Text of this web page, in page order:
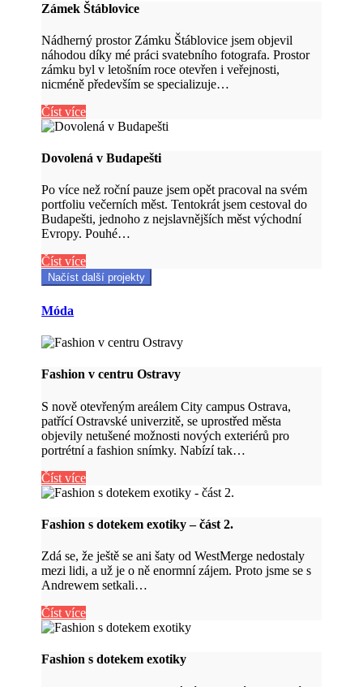
Zámek Štáblovice
Nádherný prostor Zámku Štáblovice jsem objevil
náhodou díky mé práci svatebního fotografa. Prostor
zámku byl v letošním roce otevřen i veřejnosti,
nicméně především se specializuje…
Číst více
Dovolená v Budapešti
Po více než roční pauze jsem opět pracoval na svém
portfoliu večerních měst. Tentokrát jsem cestoval do
Budapešti, jednoho z nejslavnějších měst východní
Evropy. Pouhé…
Číst více
Načíst další projekty
Móda
Fashion v centru Ostravy
S nově otevřeným areálem City campus Ostrava,
patřící Ostravské univerzitě, se uprostřed města
objevily netušené možnosti nových exteriérů pro
portrétní a fashion snímky. Nabízí tak…
Číst více
Fashion s dotekem exotiky – část 2.
Zdá se, že ještě se ani šaty od WestMerge nedostaly
mezi lidi, a už je o ně enormní zájem. Proto jsme se s
Andrewem setkali…
Číst více
Fashion s dotekem exotiky